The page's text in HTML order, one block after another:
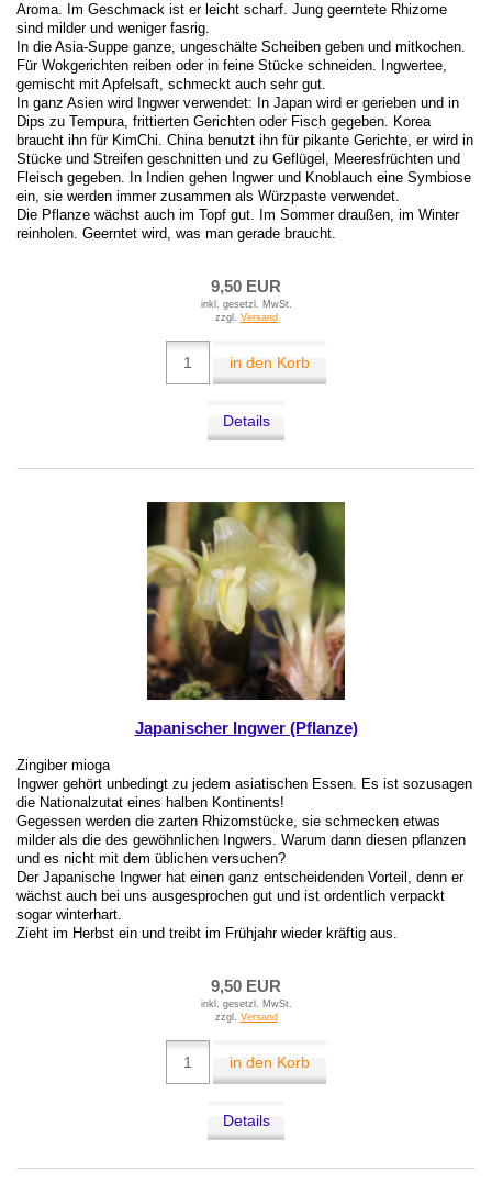
Aroma. Im Geschmack ist er leicht scharf. Jung geerntete Rhizome
sind milder und weniger fasrig.
In die Asia-Suppe ganze, ungeschälte Scheiben geben und mitkochen.
Für Wokgerichten reiben oder in feine Stücke schneiden. Ingwertee,
gemischt mit Apfelsaft, schmeckt auch sehr gut.
In ganz Asien wird Ingwer verwendet: In Japan wird er gerieben und in
Dips zu Tempura, frittierten Gerichten oder Fisch gegeben. Korea
braucht ihn für KimChi. China benutzt ihn für pikante Gerichte, er wird in
Stücke und Streifen geschnitten und zu Geflügel, Meeresfrüchten und
Fleisch gegeben. In Indien gehen Ingwer und Knoblauch eine Symbiose
ein, sie werden immer zusammen als Würzpaste verwendet.
Die Pflanze wächst auch im Topf gut. Im Sommer draußen, im Winter
reinholen. Geerntet wird, was man gerade braucht.
9,50 EUR
inkl. gesetzl. MwSt.
zzgl. Versand
in den Korb
Details
Japanischer Ingwer (Pflanze)
Zingiber mioga
Ingwer gehört unbedingt zu jedem asiatischen Essen. Es ist sozusagen
die Nationalzutat eines halben Kontinents!
Gegessen werden die zarten Rhizomstücke, sie schmecken etwas
milder als die des gewöhnlichen Ingwers. Warum dann diesen pflanzen
und es nicht mit dem üblichen versuchen?
Der Japanische Ingwer hat einen ganz entscheidenden Vorteil, denn er
wächst auch bei uns ausgesprochen gut und ist ordentlich verpackt
sogar winterhart.
Zieht im Herbst ein und treibt im Frühjahr wieder kräftig aus.
9,50 EUR
inkl. gesetzl. MwSt.
zzgl. Versand
in den Korb
Details